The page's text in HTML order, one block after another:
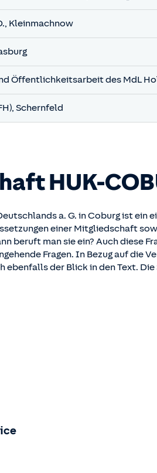
Kleinmachnow
Öffentlichkeitsarbeit des MdL
Schernfeld
HUK-
a. G. in Coburg ist ein
einer Mitgliedschaft
beruft man sie ein? Auch diese
Fragen. In Bezug auf die
der Blick in den Text.